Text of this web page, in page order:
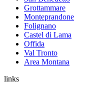
Grottammare
Monteprandone
Folignano
Castel di Lama
Offida
Val Tronto
Area Montana
links